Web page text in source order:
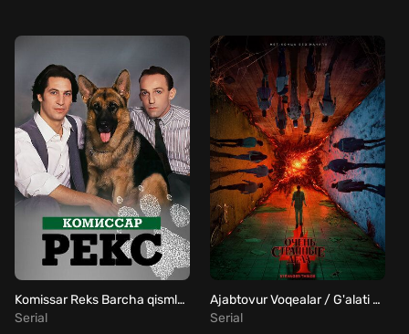
Komissar Reks Barcha qismlar Uzbek Tilida
Serial
Ajabtovur Voqealar / G'alati narsalar 5-fasl Barcha qismlar Uzbek Tilida
Serial